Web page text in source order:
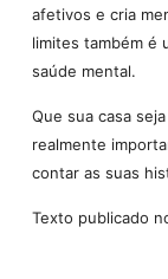
afetivos e cria
limites também é
saúde mental.
Que sua casa
realmente
contar as suas
Texto publicado